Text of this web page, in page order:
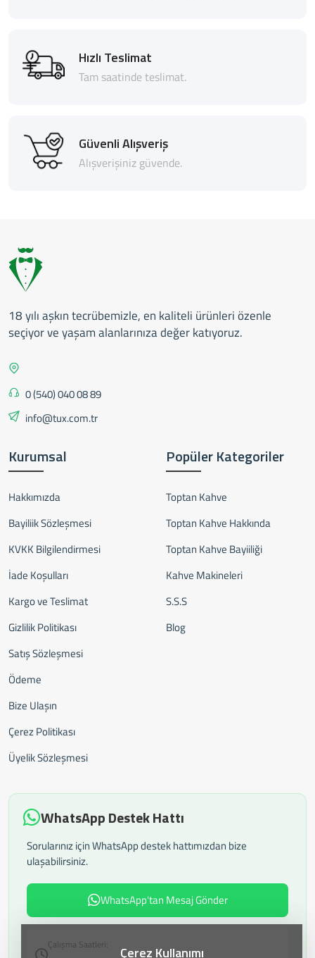
Hızlı Teslimat
Tam saatinde teslimat.
Güvenli Alışveriş
Alışverişiniz güvende.
18 yılı aşkın tecrübemizle, en kaliteli ürünleri özenle
seçiyor ve yaşam alanlarınıza değer katıyoruz.
0 (540) 040 08 89
info@tux.com.tr
Kurumsal
Hakkımızda
Bayiliik Sözleşmesi
KVKK Bilgilendirmesi
İade Koşulları
Kargo ve Teslimat
Gizlilik Politikası
Satış Sözleşmesi
Ödeme
Bize Ulaşın
Çerez Politikası
Üyelik Sözleşmesi
Popüler Kategoriler
Toptan Kahve
Toptan Kahve Hakkında
Toptan Kahve Bayiiliği
Kahve Makineleri
S.S.S
Blog
WhatsApp Destek Hattı
Sorularınız için WhatsApp destek hattımızdan bize
ulaşabilirsiniz.
WhatsApp'tan Mesaj Gönder
Çalışma Saatleri: Çerez Kullanımı